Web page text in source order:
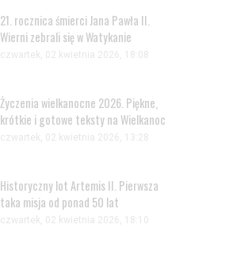
21. rocznica śmierci Jana Pawła II.
Wierni zebrali się w Watykanie
czwartek, 02 kwietnia 2026, 18:08
Życzenia wielkanocne 2026. Piękne,
krótkie i gotowe teksty na Wielkanoc
czwartek, 02 kwietnia 2026, 13:28
Historyczny lot Artemis II. Pierwsza
taka misja od ponad 50 lat
czwartek, 02 kwietnia 2026, 18:10